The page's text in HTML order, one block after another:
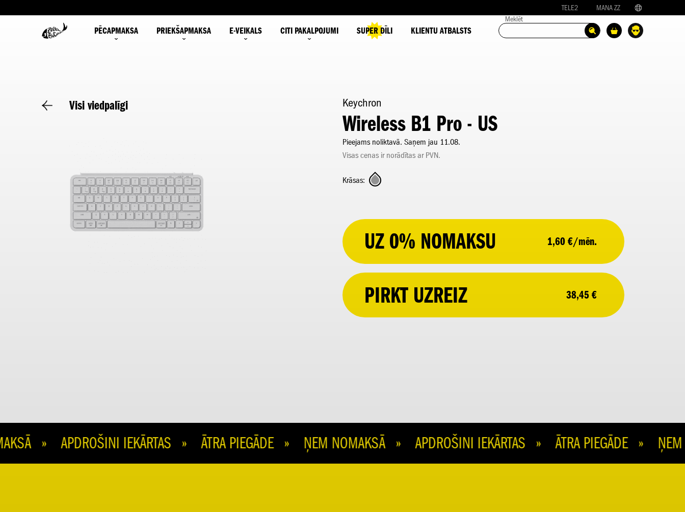
TELE2 MANA ZZ
PĒCAPMAKSA PRIEKŠAPMAKSA E-VEIKALS CITI PAKALPOJUMI SUPER DĪLI KLIENTU ATBALSTS
Meklēt
Visi viedpalīgi Keychron
Wireless B1 Pro - US
Pieejams noliktavā. Saņem jau 11.08.
Visas cenas ir norādītas ar PVN.
Krāsas:
UZ 0% NOMAKSU 1,60 €/mēn.
PIRKT UZREIZ 38,45 €
» APDROŠINI IEKĀRTAS » ĀTRA PIEGĀDE » ŅEM NOMAKSĀ » APDROŠINI IEKĀRTAS » ĀTRA PIEGĀDE » ŅEM